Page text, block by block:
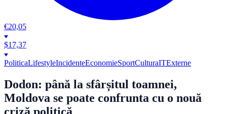
€20,05
$17,37
PoliticaLifestyleIncidenteEconomieSportCulturaITExterne
Dodon: până la sfârșitul toamnei,
Moldova se poate confrunta cu o nouă